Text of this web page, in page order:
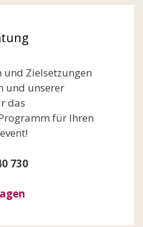
und Zielsetzungen
und unserer
das
für Ihren
730